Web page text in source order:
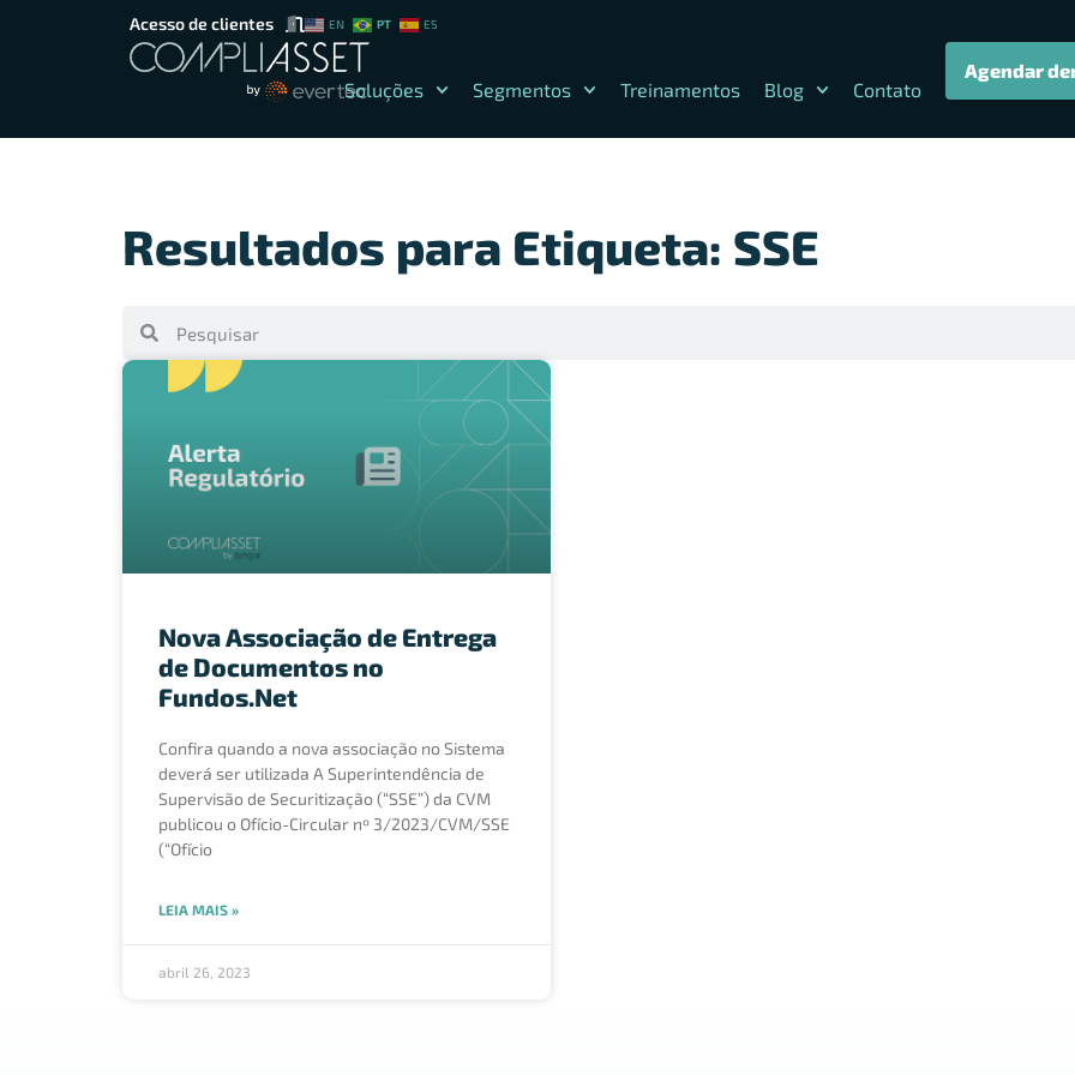
Acesso de clientes EN PT ES
Soluções Segmentos Treinamentos Blog Contato
Agendar
Resultados para Etiqueta: SSE
Nova Associação de Entrega
de Documentos no
Fundos.Net
Confira quando a nova associação no Sistema
deverá ser utilizada A Superintendência de
Supervisão de Securitização (“SSE”) da CVM
publicou o Ofício-Circular nº 3/2023/CVM/SSE
(“Ofício
LEIA MAIS »
abril 26, 2023